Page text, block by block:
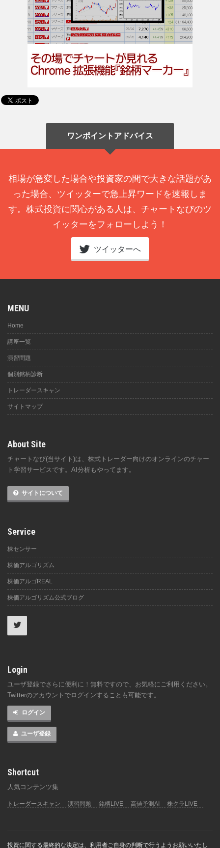
ワンポイントアドバイス
相場が急変した場合や投資家の間で大きな話題があ
った場合、ツイッターで急上昇ワードを速報しま
す。株式投資に関心がある人は、チャートなびのツ
イッターをフォローしよう！
ツイッターへ
MENU
Home
講座一覧
演習問題
個別銘柄診断
トレーダースキャン
サイトマップ
About Site
チャートなび(当サイト)は、株式トレーダー向けのオンラインのチャー
ト学習サービスです。AI分析もやってます。
サイトについて
Service
株センサー
株価アルゴリズム
株価アルゴREAL
株価アルゴリズム公式ブログ
Login
ユーザ登録でさらに便利に！無料ですので、お気軽にご利用ください。
Twitterのアカウントでログインすることも可能です。
ログイン
ユーザ登録
Shortcut
人気コンテンツ集
トレーダースキャン 演習問題 銘柄LIVE 高値予測AI 株クラLIVE
投資に関する最終的な決定は、利用者ご自身の判断で行うようお願いいたし